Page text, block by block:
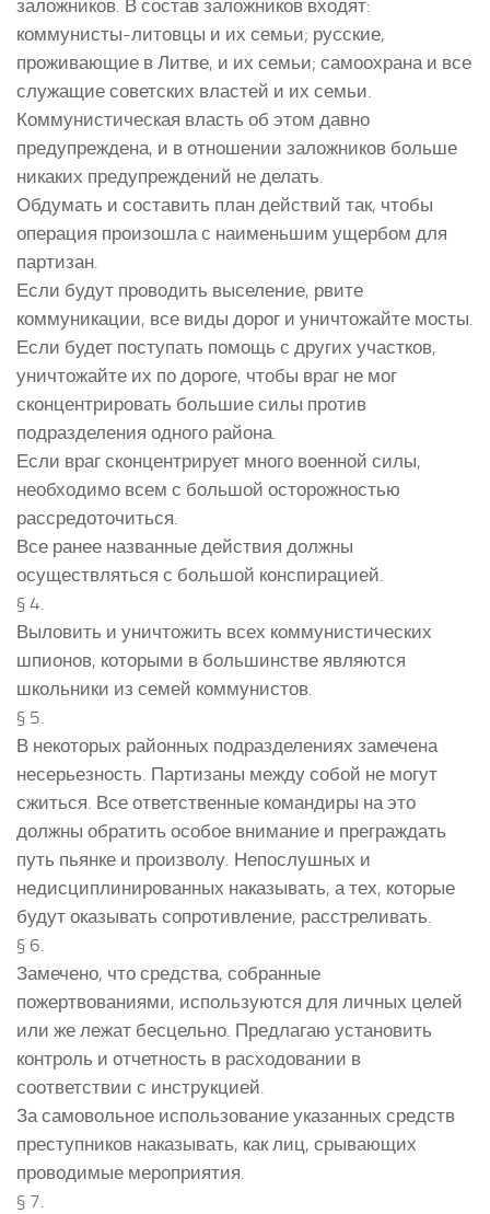
заложников. В состав заложников входят:
коммунисты-литовцы и их семьи; русские,
проживающие в Литве, и их семьи; самоохрана и все
служащие советских властей и их семьи.
Коммунистическая власть об этом давно
предупреждена, и в отношении заложников больше
никаких предупреждений не делать.
Обдумать и составить план действий так, чтобы
операция произошла с наименьшим ущербом для
партизан.
Если будут проводить выселение, рвите
коммуникации, все виды дорог и уничтожайте мосты.
Если будет поступать помощь с других участков,
уничтожайте их по дороге, чтобы враг не мог
сконцентрировать большие силы против
подразделения одного района.
Если враг сконцентрирует много военной силы,
необходимо всем с большой осторожностью
рассредоточиться.
Все ранее названные действия должны
осуществляться с большой конспирацией.
§ 4.
Выловить и уничтожить всех коммунистических
шпионов, которыми в большинстве являются
школьники из семей коммунистов.
§ 5.
В некоторых районных подразделениях замечена
несерьезность. Партизаны между собой не могут
сжиться. Все ответственные командиры на это
должны обратить особое внимание и преграждать
путь пьянке и произволу. Непослушных и
недисциплинированных наказывать, а тех, которые
будут оказывать сопротивление, расстреливать.
§ 6.
Замечено, что средства, собранные
пожертвованиями, используются для личных целей
или же лежат бесцельно. Предлагаю установить
контроль и отчетность в расходовании в
соответствии с инструкцией.
За самовольное использование указанных средств
преступников наказывать, как лиц, срывающих
проводимые мероприятия.
§ 7.